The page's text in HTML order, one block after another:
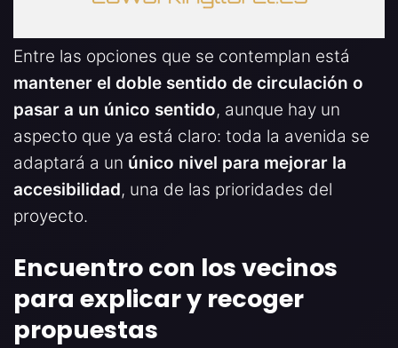
Entre las opciones que se contemplan está
mantener el doble sentido de circulación o
pasar a un único sentido, aunque hay un
aspecto que ya está claro: toda la avenida se
adaptará a un único nivel para mejorar la
accesibilidad, una de las prioridades del
proyecto.
Encuentro con los vecinos
para explicar y recoger
propuestas